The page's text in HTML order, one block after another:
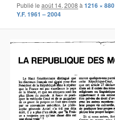
Publié leaoût 14, 2008 à1216 × 880
Y.F. 1961 – 2004